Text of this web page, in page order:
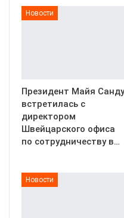
Новости
Президент Майя Санду
встретилась с
директором
Швейцарского офиса
по сотрудничеству в…
Новости